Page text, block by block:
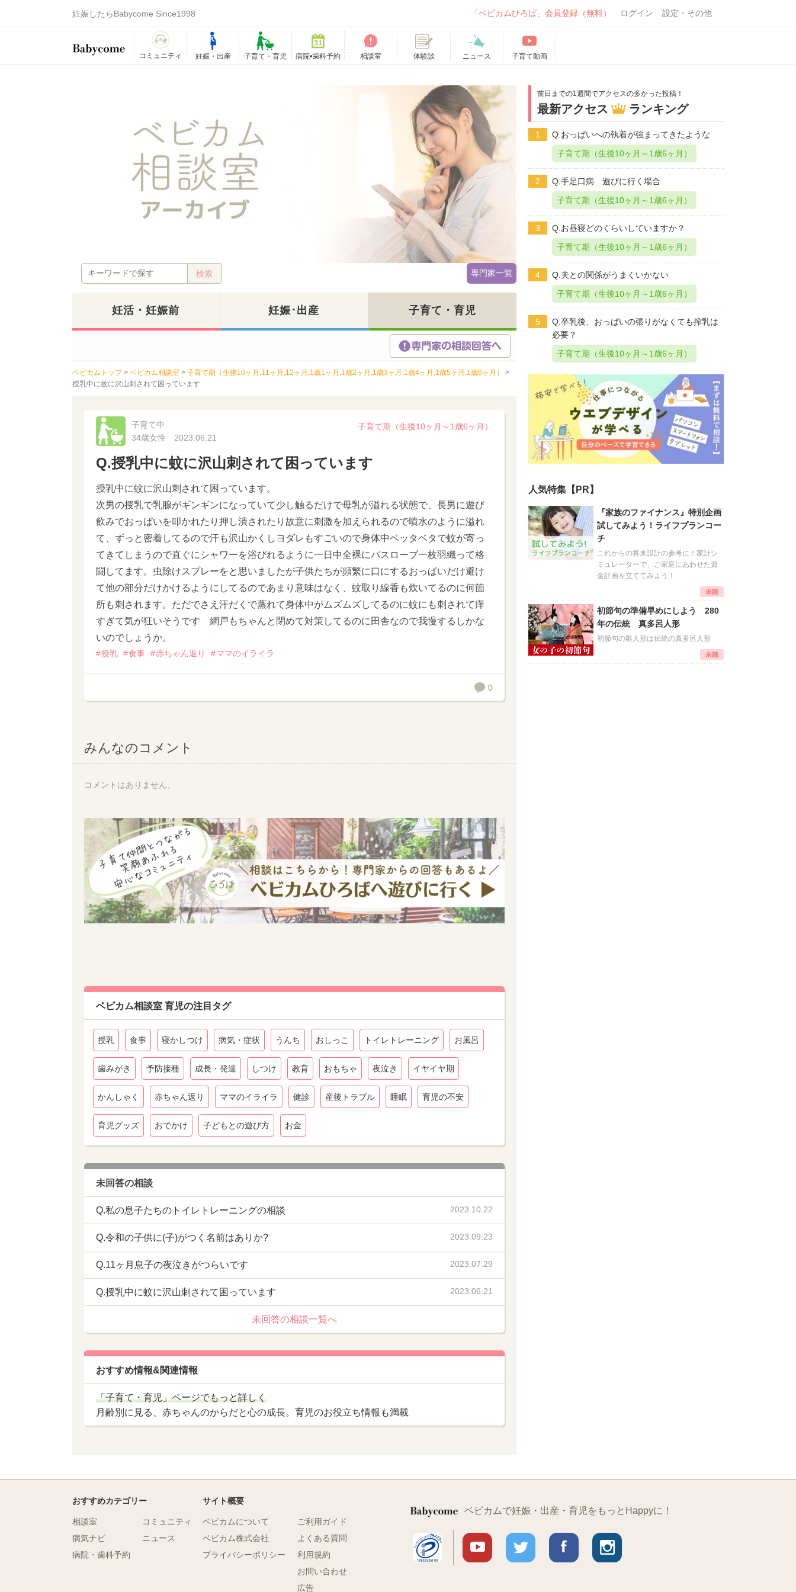
妊娠したらBabycome Since1998 「ベビカムひろば」会員登録（無料） ログイン 設定・その他
コミュニティ 妊娠・出産 子育て・育児 病院•歯科予約 相談室 体験談 ニュース 子育て動画
専門家一覧
妊活・妊娠前 妊娠･出産 子育て・育児
ベビカムトップ > ベビカム相談室 > 子育て期（生後10ヶ月,11ヶ月,12ヶ月,1歳1ヶ月,1歳2ヶ月,1歳3ヶ月,1歳4ヶ月,1歳5ヶ月,1歳6ヶ月）
>
授乳中に蚊に沢山刺されて困っています
子育て中
34歳女性
2023.06.21
Q.授乳中に蚊に沢山刺されて困っています
授乳中に蚊に沢山刺されて困っています。
次男の授乳で乳腺がギンギンになっていて少し触るだけで母乳が溢れる状態で、長男に遊び
飲みでおっぱいを叩かれたり押し潰されたり故意に刺激を加えられるので噴水のように溢れ
て、ずっと密着してるので汗も沢山かくしヨダレもすごいので身体中ベッタベタで蚊が寄っ
てきてしまうので直ぐにシャワーを浴びれるように一日中全裸にバスローブ一枚羽織って格
闘してます。虫除けスプレーをと思いましたが子供たちが頻繁に口にするおっぱいだけ避け
て他の部分だけかけるようにしてるのであまり意味はなく、蚊取り線香も炊いてるのに何箇
所も刺されます。ただでさえ汗だくで蒸れて身体中がムズムズしてるのに蚊にも刺されて痒
すぎて気が狂いそうです 網戸もちゃんと閉めて対策してるのに田舎なので我慢するしかな
いのでしょうか。
授乳 食事 赤ちゃん返り ママのイライラ
子育て期（生後10ヶ月～1歳6ヶ月）
0
みんなのコメント
コメントはありません。
ベビカム相談室 育児の注目タグ
授乳 食事 寝かしつけ 病気・症状 うんち おしっこ トイレトレーニング お風呂
歯みがき 予防接種 成長・発達 しつけ 教育 おもちゃ 夜泣き イヤイヤ期
かんしゃく 赤ちゃん返り ママのイライラ 健診 産後トラブル 睡眠 育児の不安
育児グッズ おでかけ 子どもとの遊び方 お金
未回答の相談
Q.私の息子たちのトイレトレーニングの相談 2023.10.22
Q.令和の子供に(子)がつく名前はありか? 2023.09.23
Q.11ヶ月息子の夜泣きがつらいです 2023.07.29
Q.授乳中に蚊に沢山刺されて困っています 2023.06.21
未回答の相談一覧へ
おすすめ情報&関連情報
「子育て・育児」ページでもっと詳しく
月齢別に見る、赤ちゃんのからだと心の成長。育児のお役立ち情報も満載
前日までの1週間でアクセスの多かった投稿！
最新アクセス ランキング
1
Q.おっぱいへの執着が強まってきたような
子育て期（生後10ヶ月～1歳6ヶ月）
2
Q.手足口病 遊びに行く場合
子育て期（生後10ヶ月～1歳6ヶ月）
3
Q.お昼寝どのくらいしていますか？
子育て期（生後10ヶ月～1歳6ヶ月）
4
Q.夫との関係がうまくいかない
子育て期（生後10ヶ月～1歳6ヶ月）
5
Q.卒乳後、おっぱいの張りがなくても搾乳は
必要？
子育て期（生後10ヶ月～1歳6ヶ月）
人気特集【PR】
『家族のファイナンス』特別企画
試してみよう！ライフプランコー
チ
これからの将来設計の参考に！家計シ
ミュレーターで、ご家庭にあわせた資
金計画を立ててみよう！
初節句の準備早めにしよう 280
年の伝統 真多呂人形
初節句の雛人形は伝統の真多呂人形
ベビカムで妊娠・出産・育児をもっとHappyに！
おすすめカテゴリー
相談室
病気ナビ
病院・歯科予約
コミュニティ
ニュース
サイト概要
ベビカムについて
ベビカム株式会社
プライバシーポリシー
ご利用ガイド
よくある質問
利用規約
お問い合わせ
広告